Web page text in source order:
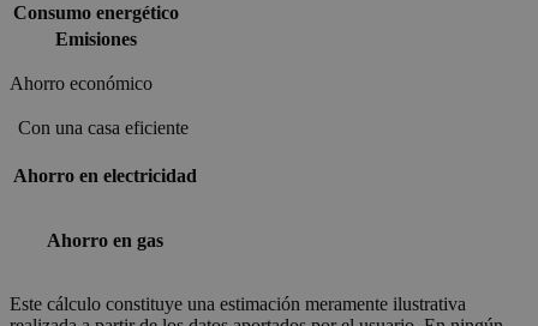
Consumo energético
Emisiones
Ahorro económico
Con una casa eficiente
Ahorro en electricidad
Ahorro en gas
Este cálculo constituye una estimación meramente ilustrativa